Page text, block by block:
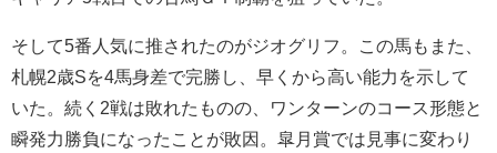
そして5番人気に推されたのがジオグリフ。この馬もまた、
札幌2歳Sを4馬身差で完勝し、早くから高い能力を示して
いた。続く2戦は敗れたものの、ワンターンのコース形態と
瞬発力勝負になったことが敗因。皐月賞では見事に変わり